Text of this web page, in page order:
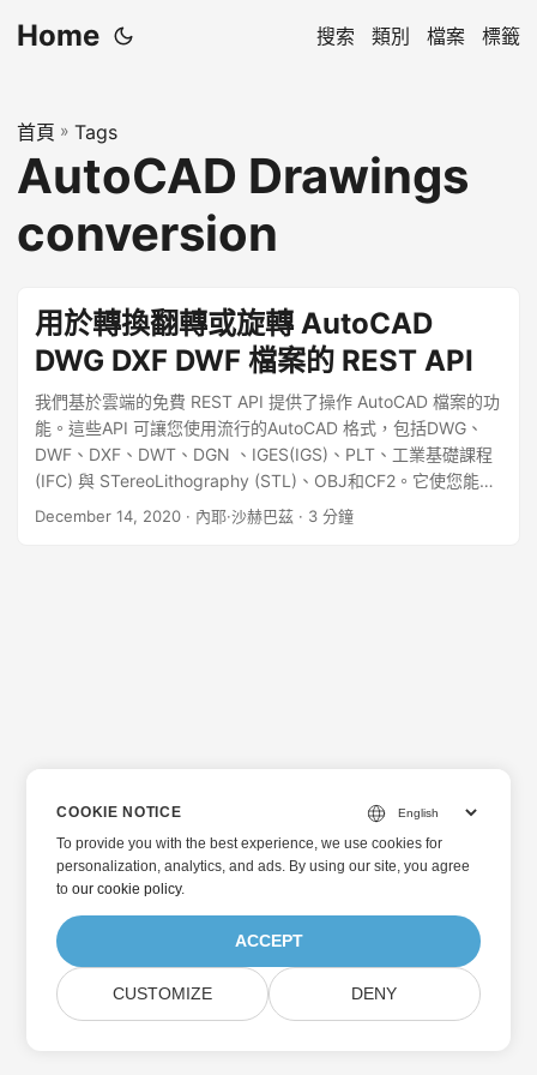
Home 搜索 類別 檔案 標籤
首頁 » Tags
AutoCAD Drawings
conversion
用於轉換翻轉或旋轉 AutoCAD
DWG DXF DWF 檔案的 REST API
我們基於雲端的免費 REST API 提供了操作 AutoCAD 檔案的功
能。這些API 可讓您使用流行的AutoCAD 格式，包括DWG、
DWF、DXF、DWT、DGN 、IGES(IGS)、PLT、工業基礎課程
(IFC) 與 STereoLithography (STL)、OBJ和CF2。它使您能夠
縮放、調整大小、旋轉、翻轉和編輯繪圖。另一個令人興奮的
clientSecret 取得 JWT 存取權杖。以下命令顯示如何取得
JWT 令牌，然後使用相同的令牌執行讀取影像屬性的操作。
curl -v "https://api.aspose.cloud/oauth2/token" \ -X POST \
-d 'grant_type=client_credentials&client_id=xxxxx-4ea4-
a948-3857547232fa&client_secret=xxxxxxx' \ -H
"Content-Type: application/x-www-form-urlencoded" \ -H
"Accept: application/json" curl -v "https://api.
December 14, 2020 · 內耶·沙赫巴茲 · 3 分鐘
COOKIE NOTICE
To provide you with the best experience, we use cookies for
personalization, analytics, and ads. By using our site, you agree
toour cookie policy.
ACCEPT
CUSTOMIZE DENY